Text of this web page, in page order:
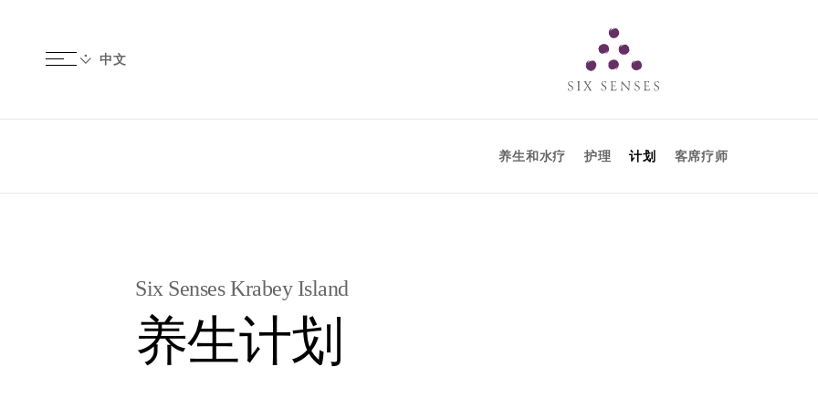
养生和水疗 护理 计划 客席疗师
Six Senses Krabey Island
养生计划